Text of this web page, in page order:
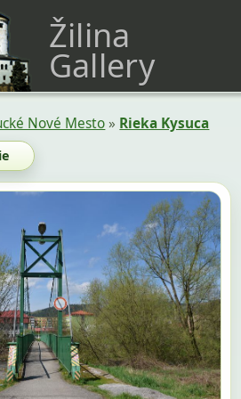
Žilina
Gallery
Nové Mesto» Rieka Kysuca